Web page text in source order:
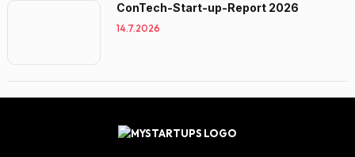
ConTech-Start-up-Report 2026
14.7.2026